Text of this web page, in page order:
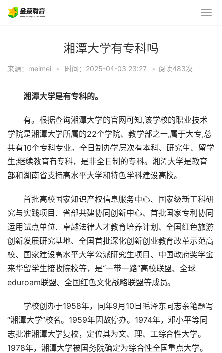
湘潭大学有专科吗
来源：meimei • 时间：2025-04-03 23:27 • 阅读483次
湘潭大学是有专科的。
有。根据查询湘潭大学的官网可知,该学校的职业技术
学院是湘潭大学所属的22个学院、教学部之一,属于大专,总
共有10个专科专业。全日制办学层次有本科、研究生、留学
生;继续教育有专科，是非全日制的专科。湘潭大学是教育
部和湖南省支持高水平大学和特色学科建设高校。
首批高校国家知识产权信息服务中心、国家级新工科研
究与实践项目、省部共建协同创新中心、首批国家专利协同
运用试点单位、卓越法律人才教育培养计划、全国红色旅游
创新发展研究基地、全国首批深化创新创业教育改革示范高
校、国家建设高水平大学公派研究生项目、中国政府奖学金
来华留学生接收院校等，是“一带一路”高校联盟、全球
eduroam联盟、全国红色文化战略联盟等成员。
学校创办于1958年，同年9月10日毛泽东同志亲笔题写
“湘潭大学”校名。1959年因故停办。1974年，邓小平等同
志批准湘潭大学复校，定位其为文、理、工综合性大学。
1978年，湘潭大学被国务院确定为综合性全国重点大学。